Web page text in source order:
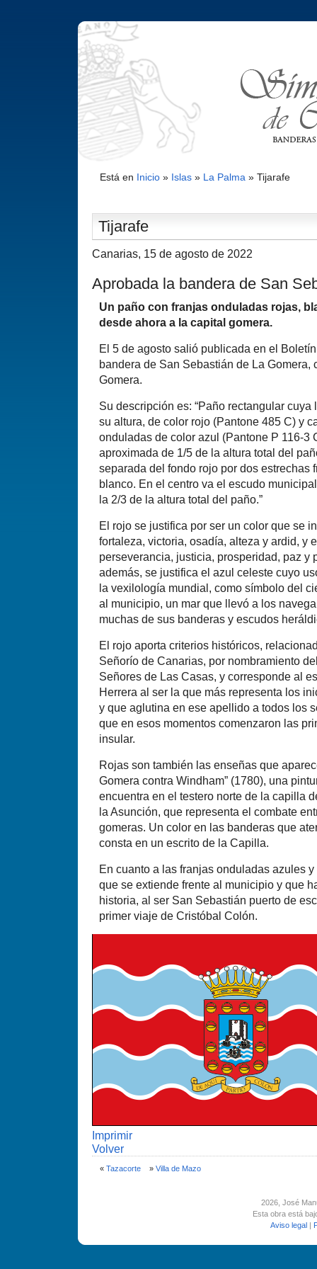
Está en Inicio» Islas» La Palma » Tijarafe
Tijarafe
Canarias, 15 de agosto de 2022
Aprobada la bandera de San
Un paño con franjas onduladas rojas,
desde ahora a la capital gomera.
El 5 de agosto salió publicada en el
bandera de San Sebastián de La Gomera,
Gomera.
Su descripción es: “Paño rectangular
su altura, de color rojo (Pantone 485 C) y
onduladas de color azul (Pantone P 116-3
aproximada de 1/5 de la altura total del
separada del fondo rojo por dos estrechas
blanco. En el centro va el escudo
la 2/3 de la altura total del paño.”
El rojo se justifica por ser un color que se
fortaleza, victoria, osadía, alteza y ardid, y
perseverancia, justicia, prosperidad, paz y
además, se justifica el azul celeste cuyo
la vexilología mundial, como símbolo del
al municipio, un mar que llevó a los
muchas de sus banderas y escudos
El rojo aporta criterios históricos,
Señorío de Canarias, por nombramiento
Señores de Las Casas, y corresponde al
Herrera al ser la que más representa los
y que aglutina en ese apellido a todos los
que en esos momentos comenzaron las
insular.
Rojas son también las enseñas que
Gomera contra Windham” (1780), una
encuentra en el testero norte de la capilla
la Asunción, que representa el combate
gomeras. Un color en las banderas que
consta en un escrito de la Capilla.
En cuanto a las franjas onduladas azules
que se extiende frente al municipio y que
historia, al ser San Sebastián puerto de
primer viaje de Cristóbal Colón.
Imprimir
Volver
« Tazacorte» Villa de Mazo
2026, José
Esta obra está
Aviso legal |